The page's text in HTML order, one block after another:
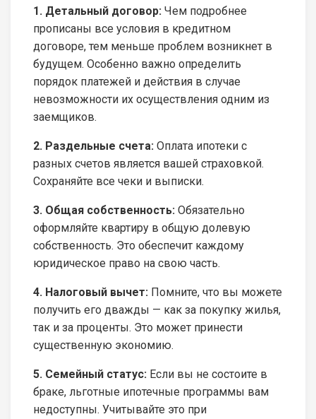
1. Детальный договор: Чем подробнее
прописаны все условия в кредитном
договоре, тем меньше проблем возникнет в
будущем. Особенно важно определить
порядок платежей и действия в случае
невозможности их осуществления одним из
заемщиков.
2. Раздельные счета: Оплата ипотеки с
разных счетов является вашей страховкой.
Сохраняйте все чеки и выписки.
3. Общая собственность: Обязательно
оформляйте квартиру в общую долевую
собственность. Это обеспечит каждому
юридическое право на свою часть.
4. Налоговый вычет: Помните, что вы можете
получить его дважды — как за покупку жилья,
так и за проценты. Это может принести
существенную экономию.
5. Семейный статус: Если вы не состоите в
браке, льготные ипотечные программы вам
недоступны. Учитывайте это при